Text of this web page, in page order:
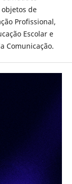
de
Profissional,
Escolar e
Comunicação.